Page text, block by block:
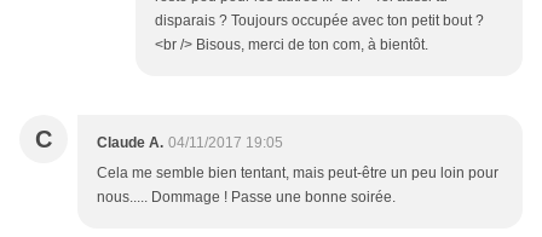
disparais ? Toujours occupée avec ton petit bout ?
<br /> Bisous, merci de ton com, à bientôt.
C Claude A. 04/11/2017 19:05
Cela me semble bien tentant, mais peut-être un peu loin pour
nous..... Dommage ! Passe une bonne soirée.